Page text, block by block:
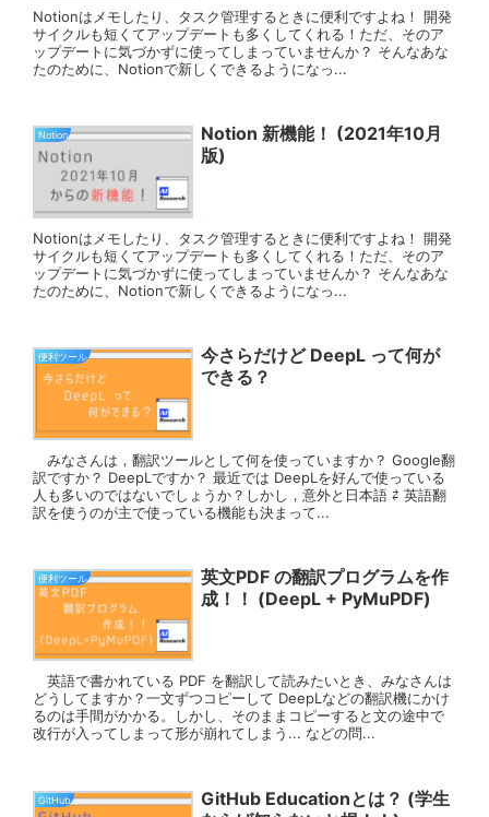
Notionはメモしたり、タスク管理するときに便利ですよね！ 開発
サイクルも短くてアップデートも多くしてくれる！ただ、そのア
ップデートに気づかずに使ってしまっていませんか？ そんなあな
たのために、Notionで新しくできるようになっ...
Notion
Notion 新機能！ (2021年10月
版)
Notionはメモしたり、タスク管理するときに便利ですよね！ 開発
サイクルも短くてアップデートも多くしてくれる！ただ、そのア
ップデートに気づかずに使ってしまっていませんか？ そんなあな
たのために、Notionで新しくできるようになっ...
便利ツール
今さらだけど DeepL って何が
できる？
みなさんは，翻訳ツールとして何を使っていますか？ Google翻
訳ですか？ DeepLですか？ 最近では DeepLを好んで使っている
人も多いのではないでしょうか？しかし，意外と日本語 ⇄ 英語翻
訳を使うのが主で使っている機能も決まって...
便利ツール
英文PDF の翻訳プログラムを作
成！！ (DeepL + PyMuPDF)
英語で書かれている PDF を翻訳して読みたいとき、みなさんは
どうしてますか？一文ずつコピーして DeepLなどの翻訳機にかけ
るのは手間がかかる。しかし、そのままコピーすると文の途中で
改行が入ってしまって形が崩れてしまう... などの問...
GitHub
GitHub Educationとは？ (学生